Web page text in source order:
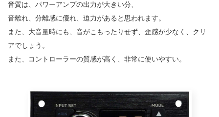
音質は、パワーアンプの出力が大きい分、
音離れ、分離感に優れ、迫力があると思われます。
また、大音量時にも、音がこもったりせず、歪感が少なく、クリ
アでしょう。
また、コントローラーの質感が高く、非常に使いやすい。